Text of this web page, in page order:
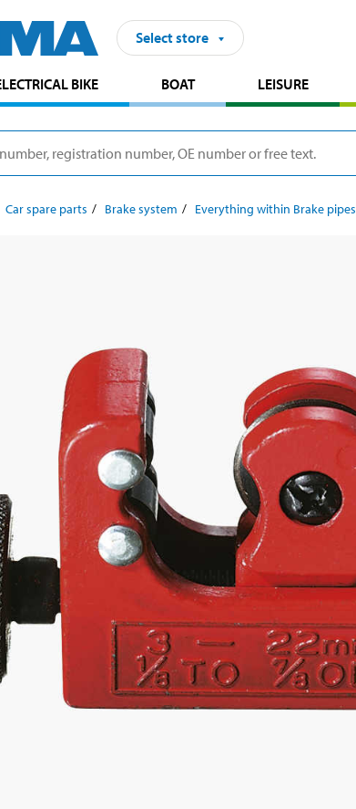
Select store
BIKE BOAT LEISURE
Car spare parts Brake system Everything within Brake pipes